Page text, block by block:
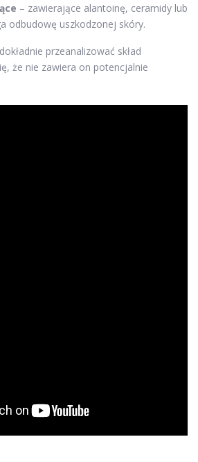
– zawierające alantoinę, ceramidy lub
odbudowę uszkodzonej skóry.
przeanalizować skład
że nie zawiera on potencjalnie